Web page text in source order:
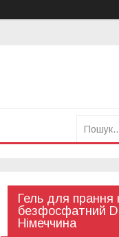
Гель для прання
безфосфатний
Німеччина